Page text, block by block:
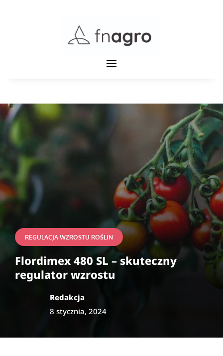
REGULACJA WZROSTU ROŚLIN
Flordimex 480 SL – skuteczny
regulator wzrostu
Redakcja
8 stycznia, 2024